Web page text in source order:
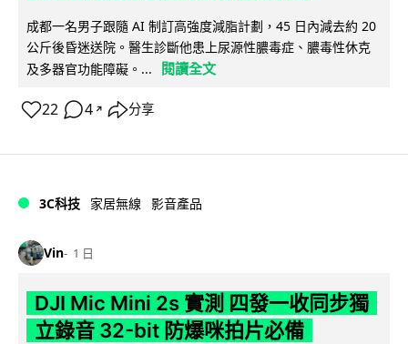
成都一名男子跟隨 AI 制訂高強度減脂計劃，45 日內減去約 20
公斤後昏迷送院。醫生診斷他患上尿源性膿毒症、膿毒性休克
及多器官功能障礙。...
閱讀全文
22 4 ↗ 分享
3C科技 家居無線 影音產品
Vin 1 日
DJI Mic Mini 2s 實測 四發一收同步獨
立錄音 32-bit 防爆咪拍片必備